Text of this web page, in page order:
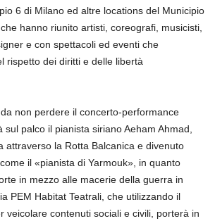
6 di Milano ed altre locations del Municipio
hanno riunito artisti, coreografi, musicisti,
e con spettacoli ed eventi che
rispetto dei diritti e delle libertà
non perdere il concerto-performance
sul palco il pianista siriano Aeham Ahmad,
attraverso la Rotta Balcanica e divenuto
il «pianista di Yarmouk», in quanto
in mezzo alle macerie della guerra in
PEM Habitat Teatrali, che utilizzando il
veicolare contenuti sociali e civili, porterà in